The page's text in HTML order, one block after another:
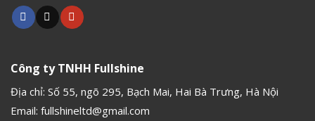
Công ty TNHH Fullshine
Địa chỉ: Số 55, ngõ 295, Bạch Mai, Hai Bà Trưng, Hà Nội
Email: fullshineltd@gmail.com